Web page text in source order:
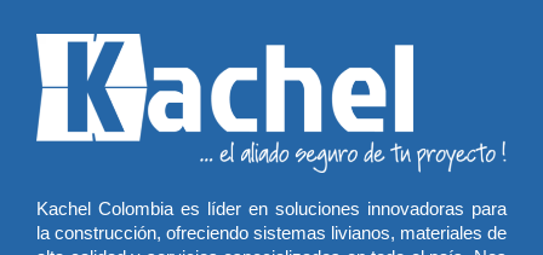
Kachel Colombia es líder en soluciones innovadoras para
la construcción, ofreciendo sistemas livianos, materiales de